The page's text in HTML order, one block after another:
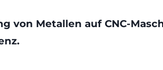
von Metallen auf CNC-